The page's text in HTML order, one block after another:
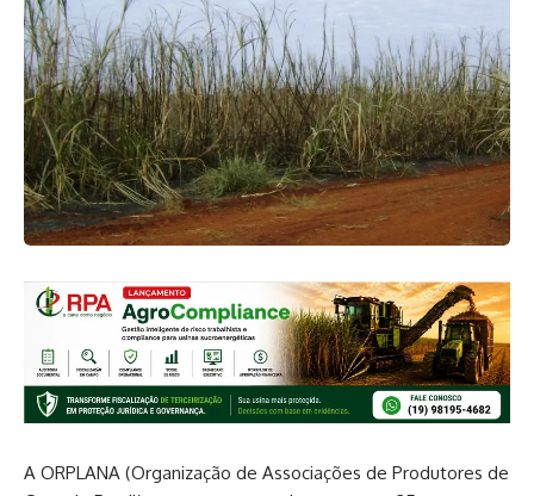
A ORPLANA (Organização de Associações de Produtores de